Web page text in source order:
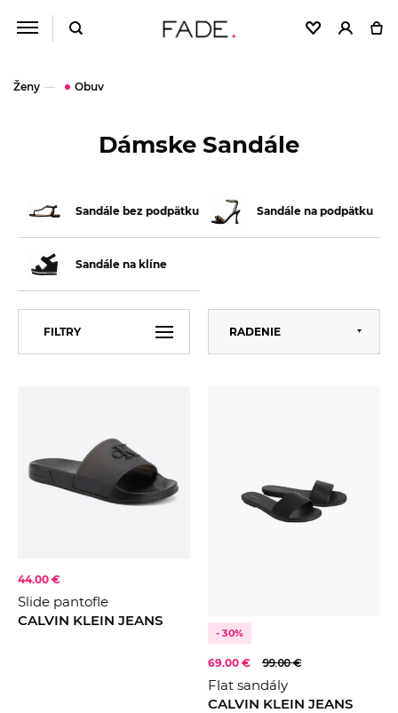
Ženy Obuv
Dámske Sandále
Sandále bez podpätku Sandále na podpätku
Sandále na klíne
FILTRY RADENIE
Predvolené
Abecedne
Calvin Klein
GUESS
Béžová
Krémová
KOLEKCE
44.00 €
Slide pantofle
CALVIN KLEIN JEANS
- 30%
69.00 € 99.00 €
Flat sandály
CALVIN KLEIN JEANS